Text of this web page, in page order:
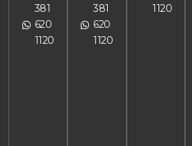
381
620
1120
381
620
1120
1120